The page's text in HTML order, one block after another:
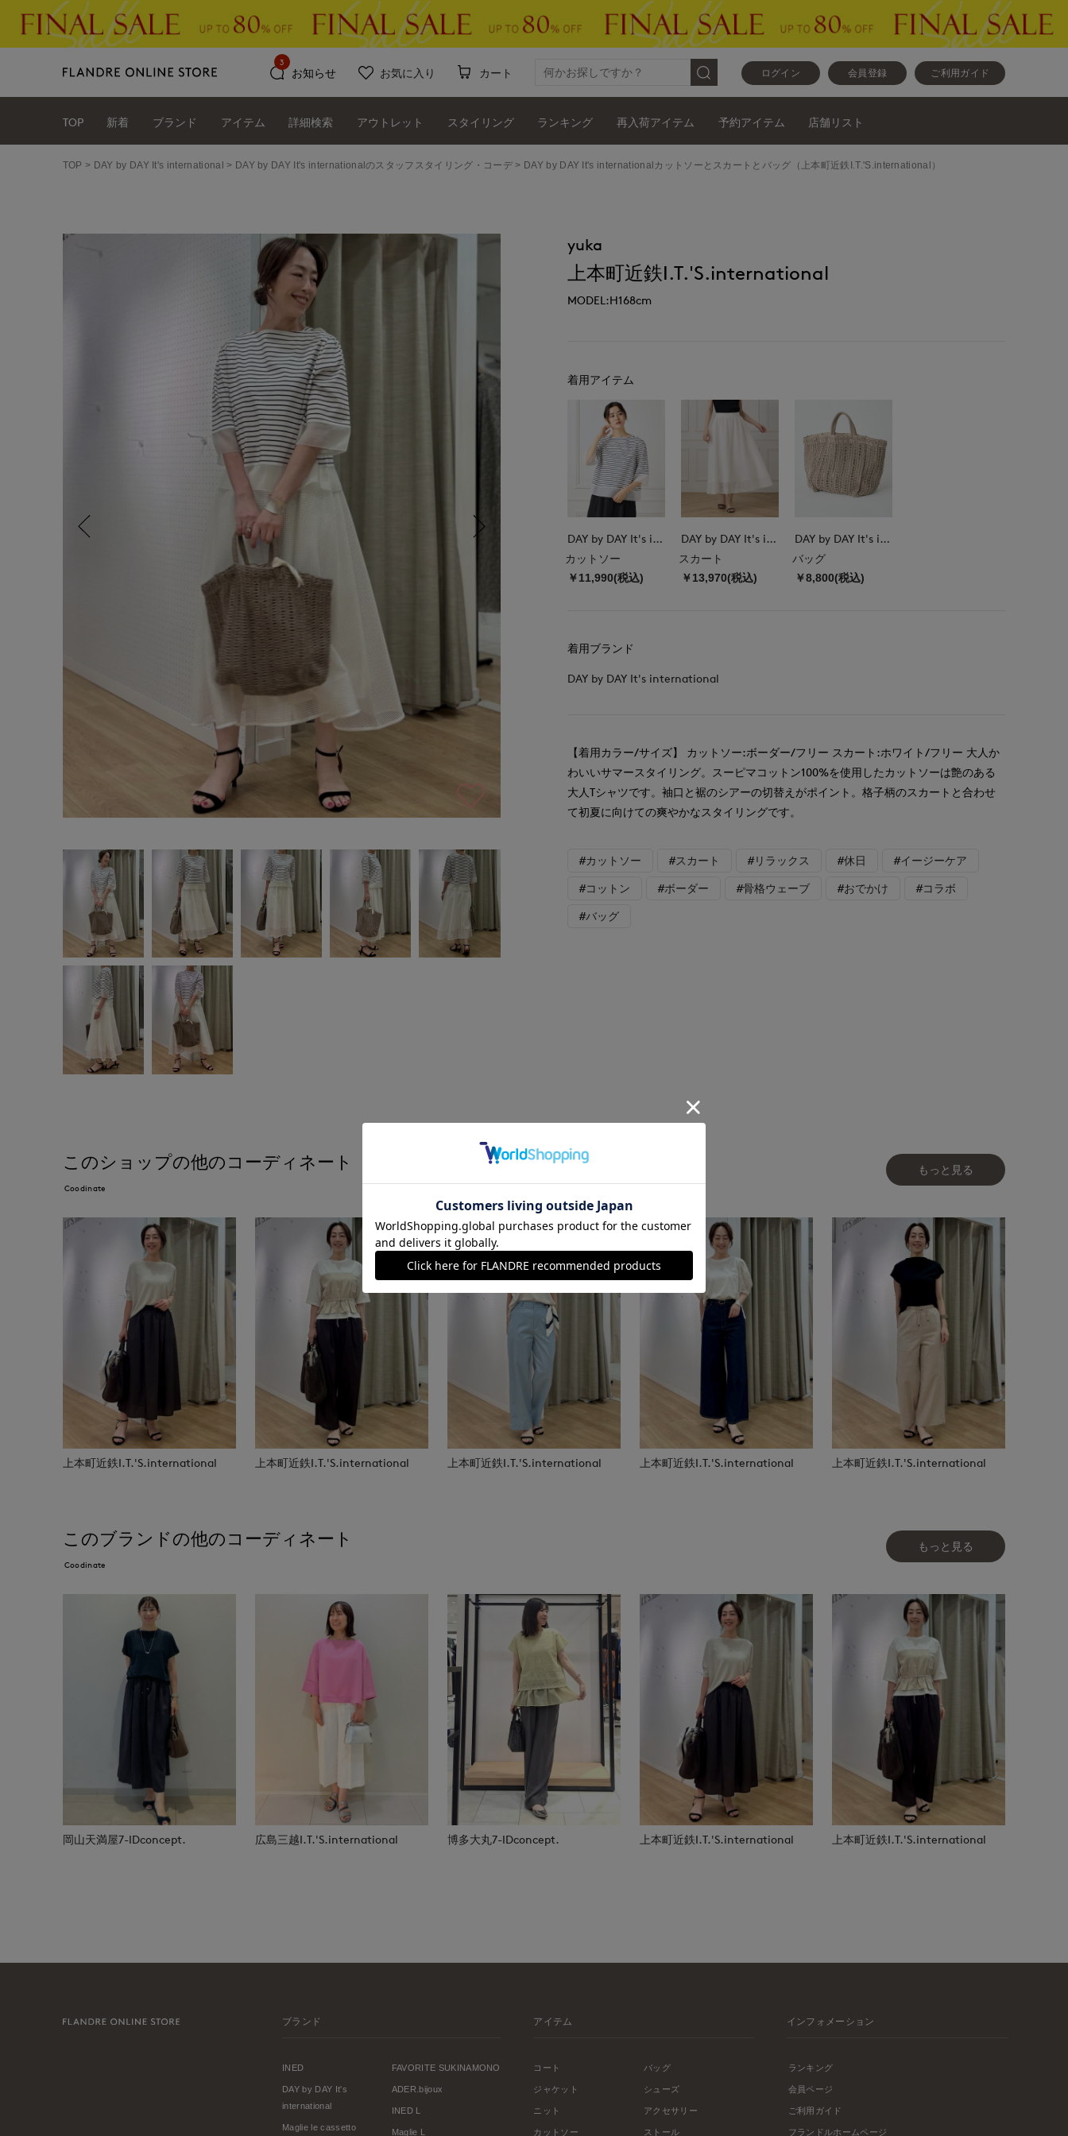
ログイン 会員登録 ご利用ガイド
お知らせ
3
お気に入り カート
TOP 新着 ブランド アイテム 詳細検索 アウトレット スタイリング ランキング 再入荷アイテム 予約アイテム 店舗リスト
TOP DAY by DAY It's international DAY by DAY It's internationalのスタッフスタイリング・コーデ DAY by DAY It's internationalカットソーとスカートとバッグ（上本町近鉄I.T.'S.international）
yuka
上本町近鉄I.T.'S.international
MODEL:H168cm
着用アイテム
DAY by DAY It's international
カットソー
￥11,990(税込)
DAY by DAY It's international
スカート
￥13,970(税込)
DAY by DAY It's international
バッグ
￥8,800(税込)
着用ブランド
DAY by DAY It's international
【着用カラー/サイズ】 カットソー:ボーダー/フリー スカート:ホワイト/フリー 大人か
わいいサマースタイリング。スーピマコットン100%を使用したカットソーは艶のある
大人Tシャツです。袖口と裾のシアーの切替えがポイント。格子柄のスカートと合わせ
て初夏に向けての爽やかなスタイリングです。
#カットソー #スカート #リラックス #休日 #イージーケア
#コットン #ボーダー #骨格ウェーブ #おでかけ #コラボ
#バッグ
このショップの他のコーディネート
Coodinate
もっと見る
上本町近鉄I.T.'S.international 上本町近鉄I.T.'S.international 上本町近鉄I.T.'S.international 上本町近鉄I.T.'S.international 上本町近鉄I.T.'S.international
このブランドの他のコーディネート
Coodinate
もっと見る
岡山天満屋7-IDconcept. 広島三越I.T.'S.international 博多大丸7-IDconcept. 上本町近鉄I.T.'S.international 上本町近鉄I.T.'S.international
ブランド
INED
DAY by DAY It's
international
Maglie le cassetto
FAVORITE SUKINAMONO
ADER.bijoux
INED L
Maglie L
アイテム
コート
ジャケット
ニット
カットソー
バッグ
シューズ
アクセサリー
ストール
インフォメーション
ランキング
会員ページ
ご利用ガイド
フランドルホームページ